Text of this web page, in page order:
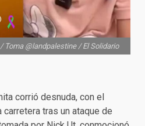
Toma @landpalestine / El Solidario
corrió desnuda, con el
tras un ataque de